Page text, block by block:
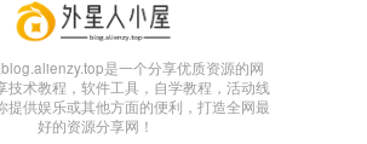
是一个分享优质资源的网
技术教程，软件工具，自学教程，活动线
提供娱乐或其他方面的便利，打造全网最
好的资源分享网！